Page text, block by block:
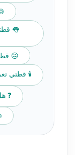
👅
😖
🕯️ قطتي
❓